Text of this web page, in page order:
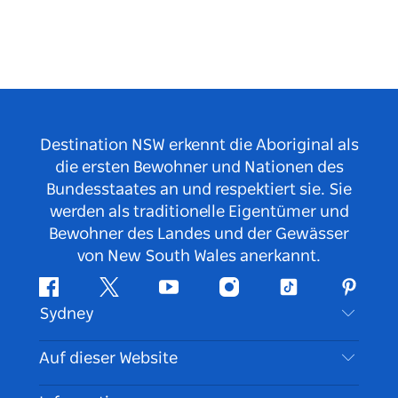
Destination NSW erkennt die Aboriginal als
die ersten Bewohner und Nationen des
Bundesstaates an und respektiert sie. Sie
werden als traditionelle Eigentümer und
Bewohner des Landes und der Gewässer
von New South Wales anerkannt.
FacebookTwitter YouTubeInstagramTikTok
Sydney
Kontaktieren Sie uns
Haftungsausschluss
Auf dieser Website
Reiseziele